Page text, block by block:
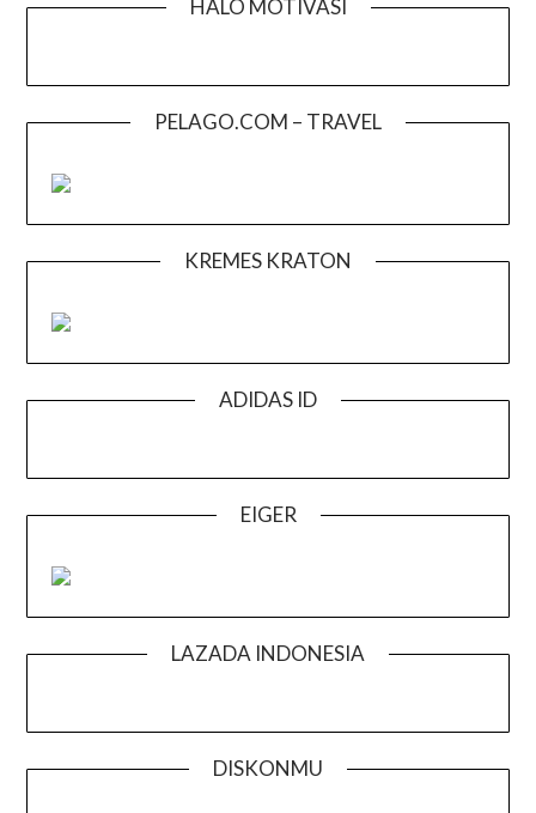
HALO MOTIVASI
PELAGO.COM – TRAVEL
KREMES KRATON
ADIDAS ID
EIGER
LAZADA INDONESIA
DISKONMU